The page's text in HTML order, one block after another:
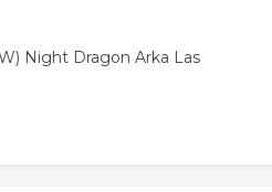
Night Dragon Arka Las